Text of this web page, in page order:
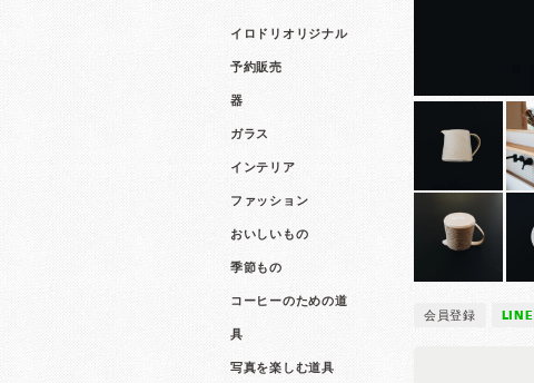
イロドリオリジナル
予約販売
器
ガラス
インテリア
ファッション
おいしいもの
季節もの
コーヒーのための道
具
写真を楽しむ道具
会員登録 LINE